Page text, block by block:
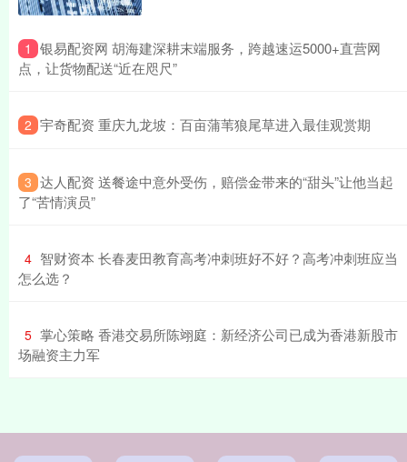
1 ​银易配资网 胡海建深耕末端服务，跨越速运5000+直营网
点，让货物配送“近在咫尺”
2 ​宇奇配资 重庆九龙坡：百亩蒲苇狼尾草进入最佳观赏期
3 ​达人配资 送餐途中意外受伤，赔偿金带来的“甜头”让他当起
了“苦情演员”
4 ​智财资本 长春麦田教育高考冲刺班好不好？高考冲刺班应当
怎么选？
5 ​掌心策略 香港交易所陈翊庭：新经济公司已成为香港新股市
场融资主力军